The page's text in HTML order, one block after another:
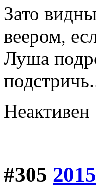
Зато
веером,
Луша
Неактивен
#305